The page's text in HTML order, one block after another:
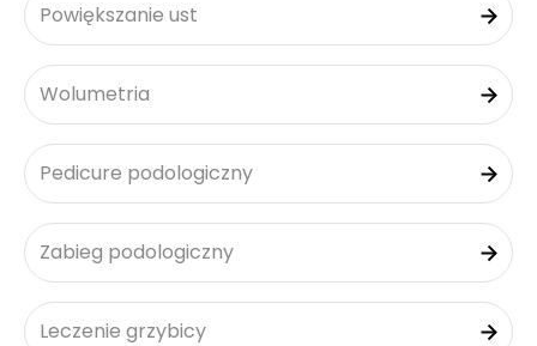
Powiększanie ust
Wolumetria
Pedicure podologiczny
Zabieg podologiczny
Leczenie grzybicy